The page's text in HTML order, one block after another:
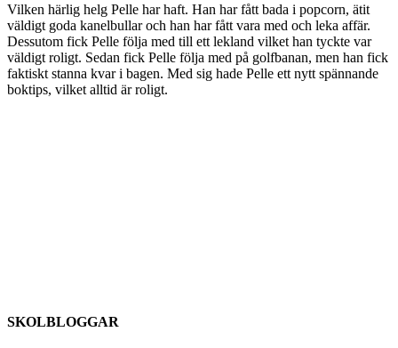
Vilken härlig helg Pelle har haft. Han har fått bada i popcorn, ätit
väldigt goda kanelbullar och han har fått vara med och leka affär.
Dessutom fick Pelle följa med till ett lekland vilket han tyckte var
väldigt roligt. Sedan fick Pelle följa med på golfbanan, men han fick
faktiskt stanna kvar i bagen. Med sig hade Pelle ett nytt spännande
boktips, vilket alltid är roligt.
SKOLBLOGGAR